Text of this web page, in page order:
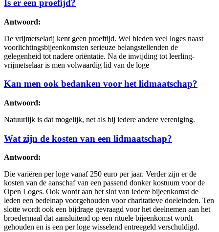
Is er een proefijd?
Antwoord:
De vrijmetselarij kent geen proeftijd. Wel bieden veel loges naast
voorlichtingsbijeenkomsten serieuze belangstellenden de
gelegenheid tot nadere oriëntatie. Na de inwijding tot leerling-
vrijmetselaar is men volwaardig lid van de loge
Kan men ook bedanken voor het lidmaatschap?
Antwoord:
Natuurlijk is dat mogelijk, net als bij iedere andere vereniging.
Wat zijn de kosten van een lidmaatschap?
Antwoord:
Die variëren per loge vanaf 250 euro per jaar. Verder zijn er de
kosten van de aanschaf van een passend donker kostuum voor de
Open Loges. Ook wordt aan het slot van iedere bijeenkomst de
leden een bedelnap voorgehouden voor charitatieve doeleinden. Ten
slotte wordt ook een bijdrage gevraagd voor het deelnemen aan het
broedermaal dat aansluitend op een rituele bijeenkomst wordt
gehouden en is een per loge wisselend entreegeld verschuldigd.